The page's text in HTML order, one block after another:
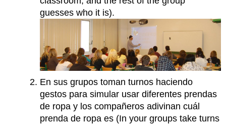
guesses who it is).
En sus grupos toman turnos haciendo
gestos para simular usar diferentes prendas
de ropa y los compañeros adivinan cuál
prenda de ropa es (In your groups take turns